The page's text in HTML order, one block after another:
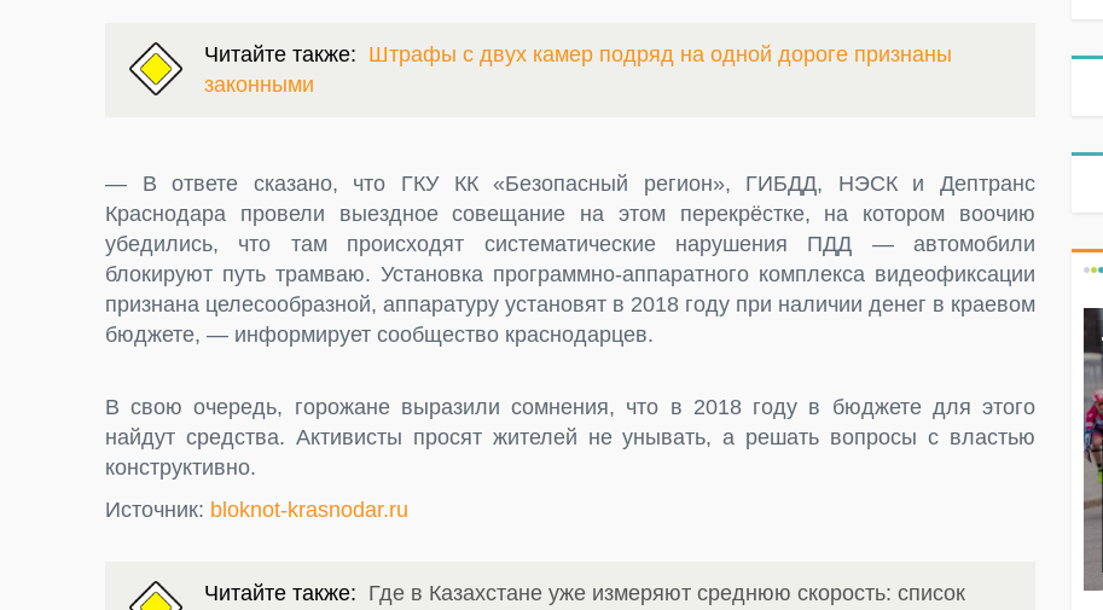
Читайте также: Штрафы с двух камер подряд на одной дороге признаны
законными
— В ответе сказано, что ГКУ КК «Безопасный регион», ГИБДД, НЭСК и Дептранс
Краснодара провели выездное совещание на этом перекрёстке, на котором воочию
убедились, что там происходят систематические нарушения ПДД — автомобили
блокируют путь трамваю. Установка программно-аппаратного комплекса видеофиксации
признана целесообразной, аппаратуру установят в 2018 году при наличии денег в краевом
бюджете, — информирует сообщество краснодарцев.
В свою очередь, горожане выразили сомнения, что в 2018 году в бюджете для этого
найдут средства. Активисты просят жителей не унывать, а решать вопросы с властью
конструктивно.
Источник: bloknot-krasnodar.ru
Читайте также: Где в Казахстане уже измеряют среднюю скорость: список